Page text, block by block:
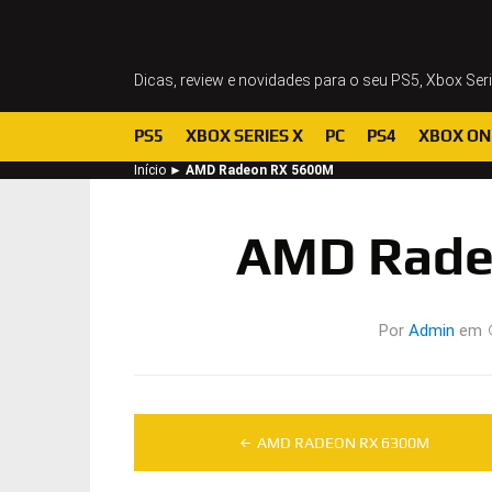
Dicas, review e novidades para o seu PS5, Xbox
PS5 XBOX SERIES X PC PS4 XBOX
Início ► AMD Radeon RX 5600M
AMD
Por Admin em
Navegação
de
AMD RADEON RX 6300M